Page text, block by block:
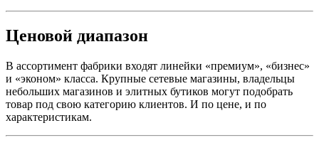
Ценовой диапазон
В ассортимент фабрики входят линейки «премиум», «бизнес»
и «эконом» класса. Крупные сетевые магазины, владельцы
небольших магазинов и элитных бутиков могут подобрать
товар под свою категорию клиентов. И по цене, и по
характеристикам.